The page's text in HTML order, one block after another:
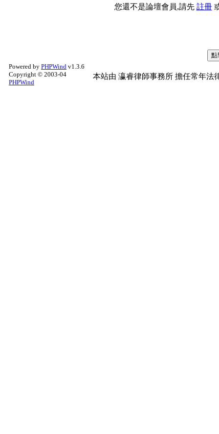
您還不是論壇會員,請先 註冊
Powered by PHPWind v1.3.6
Copyright © 2003-04
PHPWind
本站由 瀛睿律師事務所 擔任常年法